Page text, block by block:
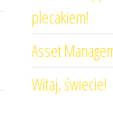
plecakiem!
Asset
Witaj, świecie!